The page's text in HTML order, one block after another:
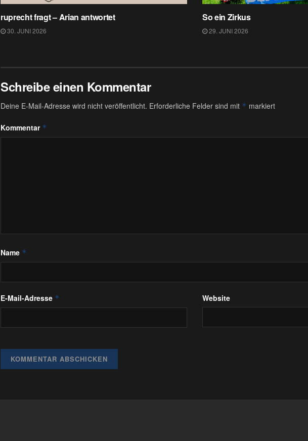
ruprecht fragt – Arian antwortet
30. JUNI 2026
So ein Zirkus
29. JUNI 2026
Schreibe einen Kommentar
Deine E-Mail-Adresse wird nicht veröffentlicht. Erforderliche Felder sind mit * markiert
Kommentar *
Name *
E-Mail-Adresse * Website